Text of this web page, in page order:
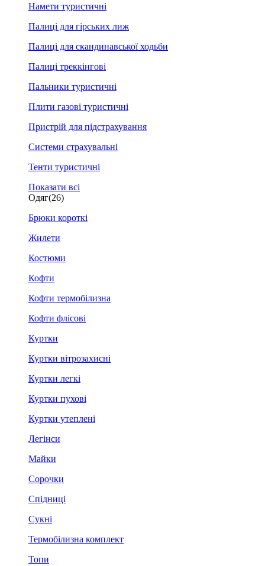
Намети туристичні
Палиці для гірських лиж
Палиці для скандинавської ходьби
Палиці треккінгові
Пальники туристичні
Плити газові туристичні
Пристрій для підстрахування
Системи страхувальні
Тенти туристичні
Показати всі
Одяг(26)
Брюки короткі
Жилети
Костюми
Кофти
Кофти термобілизна
Кофти флісові
Куртки
Куртки вітрозахисні
Куртки легкі
Куртки пухові
Куртки утеплені
Легінси
Майки
Сорочки
Спідниці
Сукні
Термобілизна комплект
Топи